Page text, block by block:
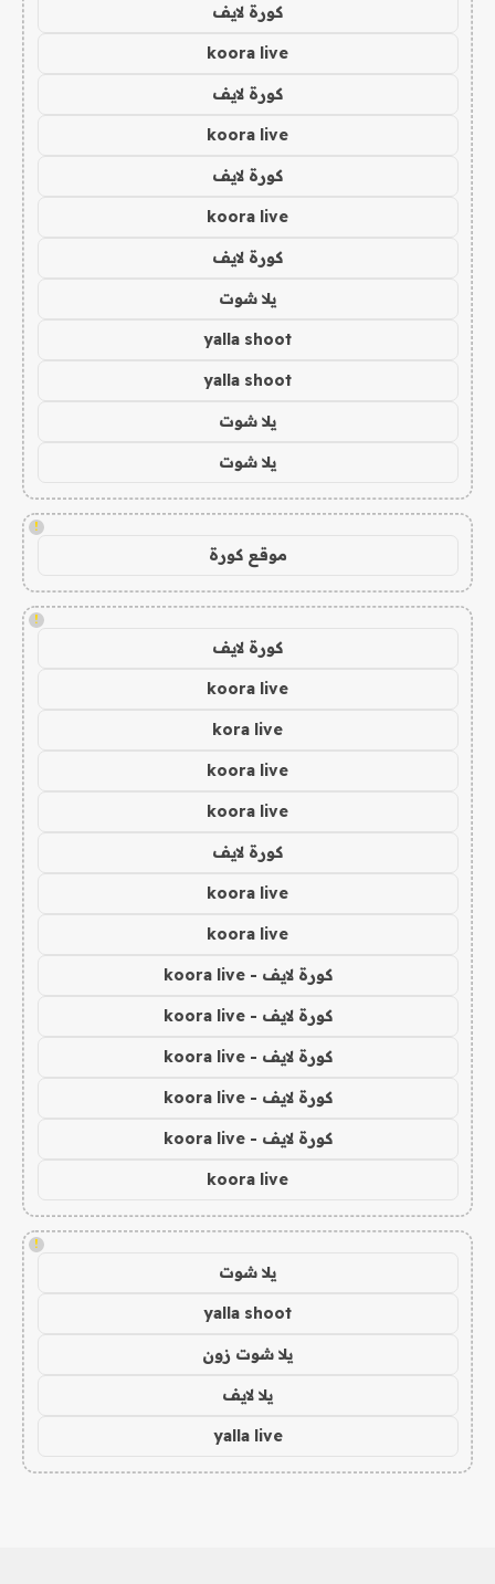
كورة لايف
koora live
كورة لايف
koora live
كورة لايف
koora live
كورة لايف
يلا شوت
yalla shoot
yalla shoot
يلا شوت
يلا شوت
!
موقع كورة
!
كورة لايف
koora live
kora live
koora live
koora live
كورة لايف
koora live
koora live
كورة لايف - koora live
كورة لايف - koora live
كورة لايف - koora live
كورة لايف - koora live
كورة لايف - koora live
koora live
!
يلا شوت
yalla shoot
يلا شوت زون
يلا لايف
yalla live